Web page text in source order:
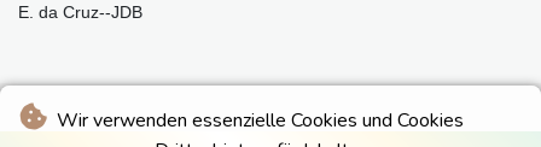
Wir verwenden essenzielle Cookies und Cookies
E. da Cruz--JDB